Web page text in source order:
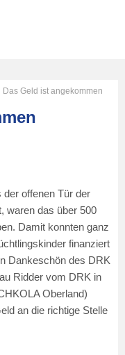
Das Geld ist angekommen
der offenen Tür der
waren das über 500
Damit konnten ganz
finanziert
Dankeschön des DRK
Ridder vom DRK in
Oberland)
an die richtige Stelle